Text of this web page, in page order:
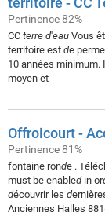
Pertinence 82%
CC terre d'eau Vous
territoire est de
10 années minimum.
moyen et
Offroicourt -
Pertinence 81%
fontaine ronde .
must be enabledin or
découvrir les d
Anciennes Halles